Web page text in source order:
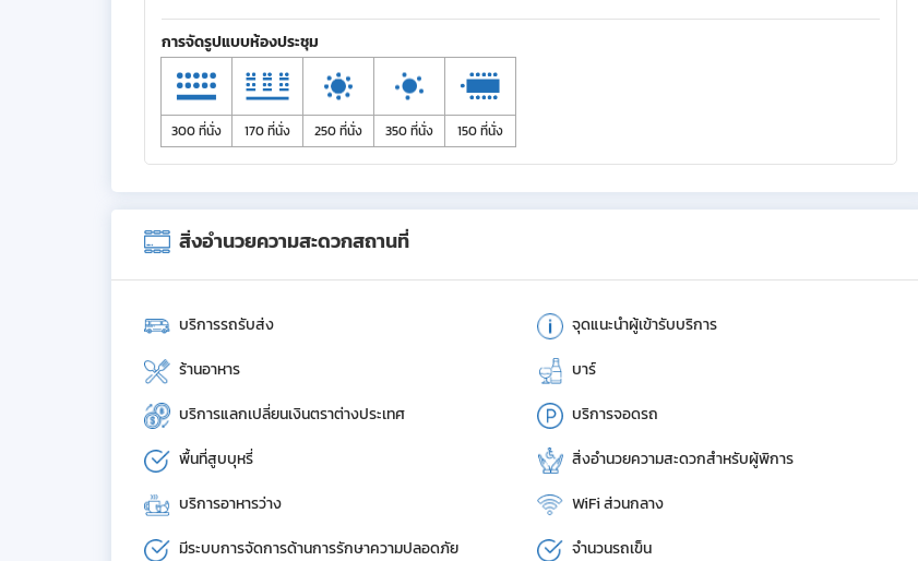
การจัดรูปแบบห้องประชุม
300 ที่นั่ง 170 ที่นั่ง 250 ที่นั่ง 350 ที่นั่ง 150 ที่นั่ง
สิ่งอำนวยความสะดวกสถานที่
บริการรถรับส่ง
จุดแนะนำผู้เข้ารับบริการ
ร้านอาหาร
บาร์
บริการแลกเปลี่ยนเงินตราต่างประเทศ
บริการจอดรถ
พื้นที่สูบบุหรี่
สิ่งอำนวยความสะดวกสำหรับผู้พิการ
บริการอาหารว่าง
WiFi ส่วนกลาง
มีระบบการจัดการด้านการรักษาความปลอดภัย
จำนวนรถเข็น